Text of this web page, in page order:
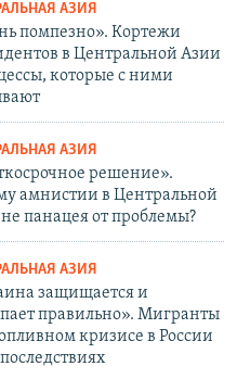
АЗИЯ
помпезно». Кортежи
в Центральной Азии
которые с ними
АЗИЯ
решение».
амнистии в Центральной
панацея от проблемы?
АЗИЯ
защищается и
правильно». Мигранты
кризисе в России